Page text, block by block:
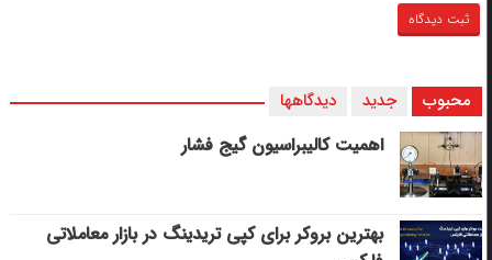
محبوب جدید دیدگاهها
اهمیت کالیبراسیون گیج فشار
بهترین بروکر برای کپی‌ تریدینگ در بازار معاملاتی